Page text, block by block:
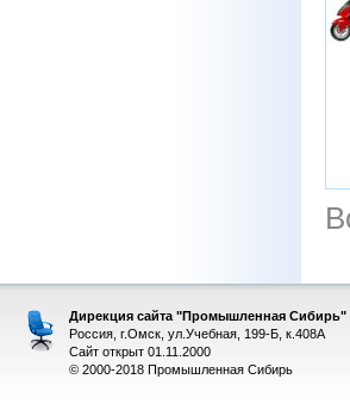
Дирекция сайта "Промышленная Сибирь"
Россия, г.Омск, ул.Учебная, 199-Б, к.408А
Сайт открыт 01.11.2000
© 2000-2018 Промышленная Сибирь